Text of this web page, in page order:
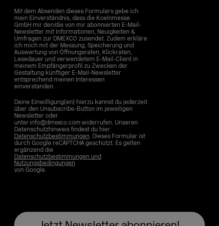
Mit dem Absenden dieses Formulars gebe ich
mein Einverständnis, dass die Koelnmesse
GmbH mir den/die von mir abonnierten E-Mail-
Newsletter mit Informationen, Neuigkeiten &
Umfragen zur DMEXCO zusendet. Zudem erkläre
ich mich mit der Messung, Speicherung und
Auswertung von Öffnungsraten, Klickraten,
Lesedauer und verwendetem E-Mail-Client in
meinem Empfängerprofil zu Zwecken der
Gestaltung künftiger E-Mail-Newsletter
entsprechend meinen Interessen
einverstanden.
Deine Einwilligung(en) hierzu kannst du jederzeit
über den Unsubscribe-Button im jeweiligen
Newsletter oder
unter info@dmexco.com widerrufen. Unseren
Datenschutzhinweis findest du hier:
Datenschutzbestimmungen. Dieses Formular ist
durch Google reCAPTCHA geschützt. Es gelten
ergänzend die
Datenschutzbestimmungen und
Nutzungsbedingungen
von Google.